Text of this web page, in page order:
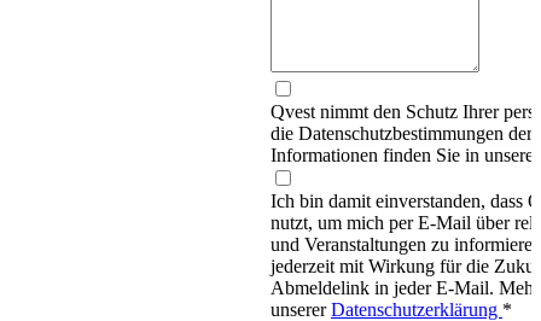
Qvest nimmt den Schutz Ihrer
die Datenschutzbestimmungen
Informationen finden Sie in
Ich bin damit einverstanden, dass
nutzt, um mich per E-Mail über
und Veranstaltungen zu
jederzeit mit Wirkung für die
Abmeldelink in jeder E-Mail.
unsererDatenschutzerklärung *